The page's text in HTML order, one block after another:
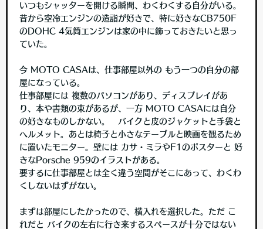
いつもシャッターを開ける瞬間、わくわくする自分がいる。
昔から空冷エンジンの造詣が好きで、特に好きなCB750F
のDOHC 4気筒エンジンは家の中に飾っておきたいと思っ
ていた。
今 MOTO CASAは、仕事部屋以外の もう一つの自分の部
屋になっている。
仕事部屋には 複数のパソコンがあり、ディスプレイがあ
り、本や書類の束があるが、一方 MOTO CASAには自分
の好きなものしかない。 バイクと皮のジャケットと手袋と
ヘルメット。あとは椅子と小さなテーブルと映画を観るため
に置いたモニター。壁には カサ・ミラやF1のポスターと 好
きなPorsche 959のイラストがある。
要するに仕事部屋とは全く違う空間がそこにあって、わくわ
くしないはずがない。
まずは部屋にしたかったので、横入れを選択した。ただ こ
れだと バイクの左右に行き来するスペースが十分ではない